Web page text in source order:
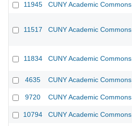
11945 CUNY Academic Commons
11517 CUNY Academic Commons
11834 CUNY Academic Commons
4635 CUNY Academic Commons
9720 CUNY Academic Commons
10794 CUNY Academic Commons